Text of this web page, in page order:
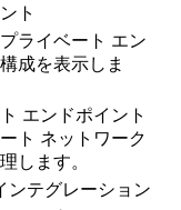
ト
ライベート エン
成を表示しま
エンドポイント
ト ネットワーク
します。
ンテグレーション